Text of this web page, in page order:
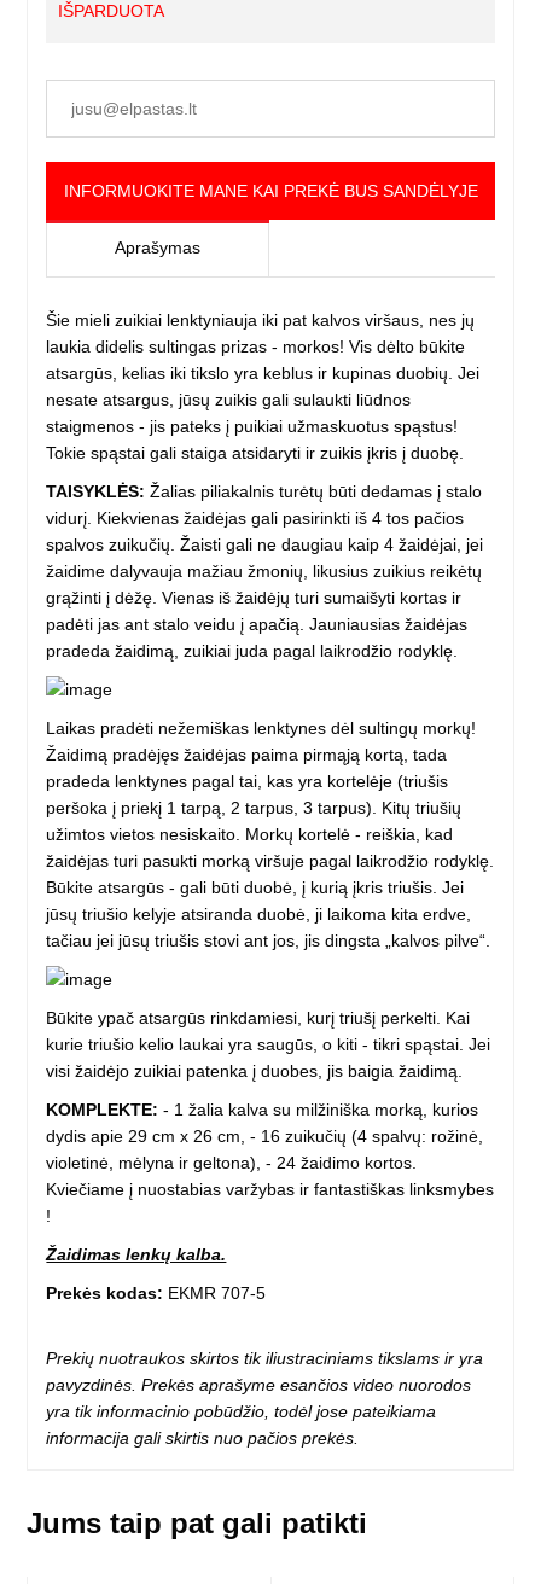
IŠPARDUOTA
INFORMUOKITE MANE KAI PREKĖ BUS SANDĖLYJE
Aprašymas
Šie mieli zuikiai lenktyniauja iki pat kalvos viršaus, nes jų
laukia didelis sultingas prizas - morkos! Vis dėlto būkite
atsargūs, kelias iki tikslo yra keblus ir kupinas duobių. Jei
nesate atsargus, jūsų zuikis gali sulaukti liūdnos
staigmenos - jis pateks į puikiai užmaskuotus spąstus!
Tokie spąstai gali staiga atsidaryti ir zuikis įkris į duobę.
TAISYKLĖS: Žalias piliakalnis turėtų būti dedamas į stalo
vidurį. Kiekvienas žaidėjas gali pasirinkti iš 4 tos pačios
spalvos zuikučių. Žaisti gali ne daugiau kaip 4 žaidėjai, jei
žaidime dalyvauja mažiau žmonių, likusius zuikius reikėtų
grąžinti į dėžę. Vienas iš žaidėjų turi sumaišyti kortas ir
padėti jas ant stalo veidu į apačią. Jauniausias žaidėjas
pradeda žaidimą, zuikiai juda pagal laikrodžio rodyklę.
Laikas pradėti nežemiškas lenktynes ​​dėl sultingų morkų!
Žaidimą pradėjęs žaidėjas paima pirmąją kortą, tada
pradeda lenktynes ​​pagal tai, kas yra kortelėje (triušis
peršoka į priekį 1 tarpą, 2 tarpus, 3 tarpus). Kitų triušių
užimtos vietos nesiskaito. Morkų kortelė - reiškia, kad
žaidėjas turi pasukti morką viršuje pagal laikrodžio rodyklę.
Būkite atsargūs - gali būti duobė, į kurią įkris triušis. Jei
jūsų triušio kelyje atsiranda duobė, ji laikoma kita erdve,
tačiau jei jūsų triušis stovi ant jos, jis dingsta „kalvos pilve“.
Būkite ypač atsargūs rinkdamiesi, kurį triušį perkelti. Kai
kurie triušio kelio laukai yra saugūs, o kiti - tikri spąstai. Jei
visi žaidėjo zuikiai patenka į duobes, jis baigia žaidimą.
KOMPLEKTE: - 1 žalia kalva su milžiniška morką, kurios
dydis apie 29 cm x 26 cm, - 16 zuikučių (4 spalvų: rožinė,
violetinė, mėlyna ir geltona), - 24 žaidimo kortos.
Kviečiame į nuostabias varžybas ir fantastiškas linksmybes
!
Žaidimas lenkų kalba.
Prekės kodas: EKMR 707-5
Prekių nuotraukos skirtos tik iliustraciniams tikslams ir yra
pavyzdinės. Prekės aprašyme esančios video nuorodos
yra tik informacinio pobūdžio, todėl jose pateikiama
informacija gali skirtis nuo pačios prekės.
Jums taip pat gali patikti